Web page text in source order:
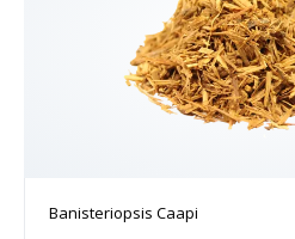
Banisteriopsis Caapi